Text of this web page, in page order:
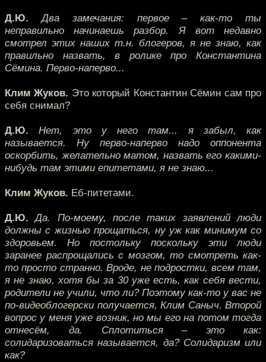
Д.Ю. Два замечания: первое – как-то ты
неправильно начинаешь разбор. Я вот недавно
смотрел этих наших т.н. блогеров, я не знаю, как
правильно назвать, в ролике про Константина
Сёмина. Перво-наперво...
Клим Жуков. Это который Константин Сёмин сам про
себя снимал?
Д.Ю. Нет, это у него там... я забыл, как
называется. Ну перво-наперво надо оппонента
оскорбить, желательно матом, назвать его какими-
нибудь там этими епитетами, я не знаю...
Клим Жуков. Еб-питетами.
Д.Ю. Да. По-моему, после таких заявлений люди
должны с жизнью прощаться, ну уж как минимум со
здоровьем. Но постольку поскольку эти люди
заранее распрощались с мозгом, то смотреть как-
то просто странно. Вроде, не подростки, всем там,
я не знаю, хотя бы за 30 уже есть, как себя вести,
родители не учили, что ли? Поэтому как-то у вас не
по-видеоблогерски получается, Клим Саныч. Второй
вопрос у меня уже возник, но мы его на потом тогда
отнесём, да. Сплотиться – это как:
солидаризоваться называется, да? Солидаризм или
как?